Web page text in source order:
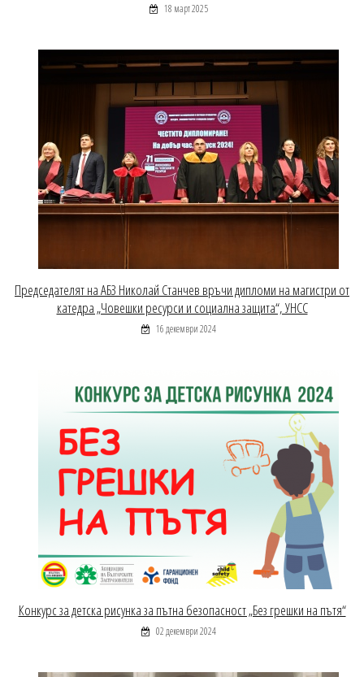
18 март 2025
Председателят на АБЗ Николай Станчев връчи дипломи на магистри от
катедра „Човешки ресурси и социална защита“, УНСС
16 декември 2024
Конкурс за детска рисунка за пътна безопасност „Без грешки на пътя“
02 декември 2024